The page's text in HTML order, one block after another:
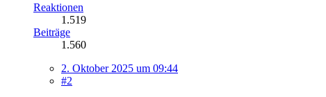
Reaktionen
1.519
Beiträge
1.560
2. Oktober 2025 um 09:44
#2